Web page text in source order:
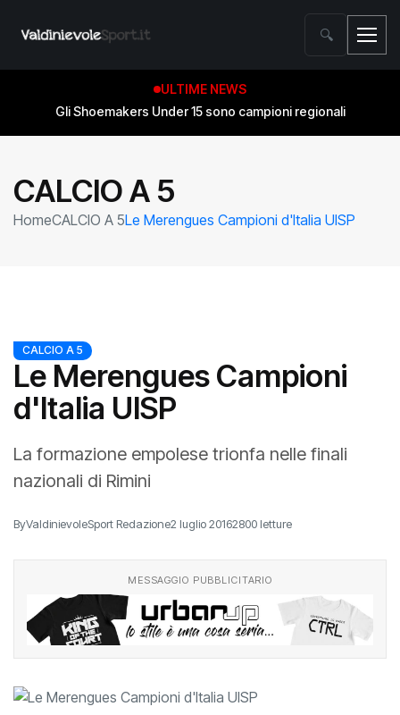
🔍
ULTIME NEWS
Gli Shoemakers Under 15 sono campioni regionali
CALCIO A 5
HomeCALCIO A 5Le Merengues Campioni d'Italia UISP
CALCIO A 5
Le Merengues Campioni
d'Italia UISP
La formazione empolese trionfa nelle finali
nazionali di Rimini
ByValdinievoleSport Redazione2 luglio 20162800 letture
MESSAGGIO PUBBLICITARIO